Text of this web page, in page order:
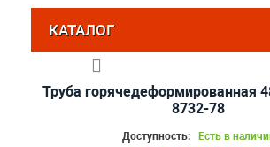
КАТАЛОГ
Труба горячедеформированная
8732-78
Доступность: Есть в